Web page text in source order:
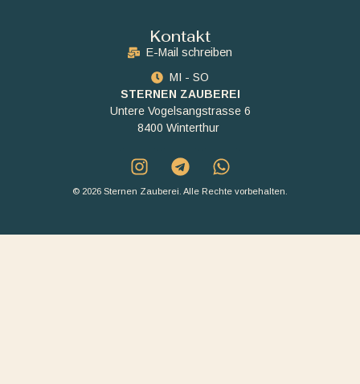
Kontakt
E-Mail schreiben
MI - SO
STERNEN ZAUBEREI
Untere Vogelsangstrasse 6
8400 Winterthur
© 2026 Sternen Zauberei. Alle Rechte vorbehalten.